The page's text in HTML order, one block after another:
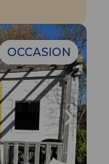
OCCASION
›